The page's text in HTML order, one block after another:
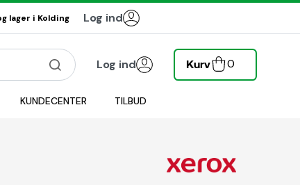
lager i Kolding Log ind
Log ind Kurv 0
KUNDECENTER TILBUD